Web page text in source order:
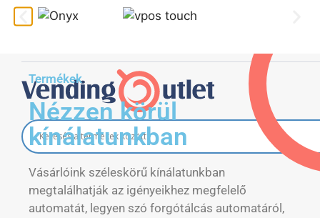
Termékek
Termékek
Nézzen körül
kínálatunkban
Vásárlóink széleskörű kínálatunkban
megtalálhatják az igényeikhez megfelelő
automatát, legyen szó forgótálcás automatáról,